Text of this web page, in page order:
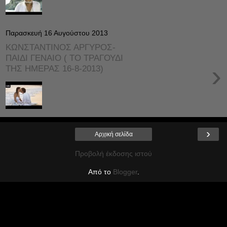
Παρασκευή 16 Αυγούστου 2013
ΚΩΝΣΤΑΝΤΙΝΟΣ ΑΡΓΥΡΟΣ-
ΠΑΙΔΙ ΓΕΝΑΙΟ ( ΤΟ ΤΡΑΓΟΥΔΙ
ΤΗΣ ΗΜΕΡΑΣ 16-8-2013)
›
›
Αρχική σελίδα
Προβολή έκδοσης ιστού
Από το Blogger.